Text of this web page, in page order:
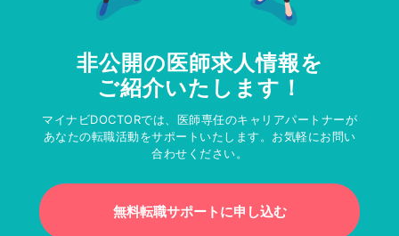
非公開の医師求人情報を
ご紹介いたします！
マイナビDOCTORでは、医師専任のキャリアパートナーが
あなたの転職活動をサポートいたします。お気軽にお問い
合わせください。
無料転職サポートに申し込む